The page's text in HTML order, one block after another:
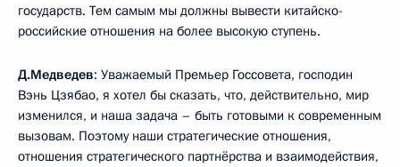
государств. Тем самым мы должны вывести китайско-
российские отношения на более высокую ступень.
Д.Медведев: Уважаемый Премьер Госсовета, господин
Вэнь Цзябао, я хотел бы сказать, что, действительно, мир
изменился, и наша задача – быть готовыми к современным
вызовам. Поэтому наши стратегические отношения,
отношения стратегического партнёрства и взаимодействия,